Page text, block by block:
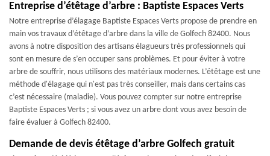
Entreprise d’étêtage d’arbre : Baptiste Espaces Verts
Notre entreprise d’élagage Baptiste Espaces Verts propose de prendre en
main vos travaux d’étêtage d’arbre dans la ville de Golfech 82400. Nous
avons à notre disposition des artisans élagueurs très professionnels qui
sont en mesure de s’en occuper sans problèmes. Et pour éviter à votre
arbre de souffrir, nous utilisons des matériaux modernes. L’étêtage est une
méthode d'élagage qui n'est pas très conseiller, mais dans certains cas
c’est nécessaire (maladie). Vous pouvez compter sur notre entreprise
Baptiste Espaces Verts ; si vous avez un arbre dont vous avez besoin de
faire évaluer à Golfech 82400.
Demande de devis étêtage d’arbre Golfech gratuit